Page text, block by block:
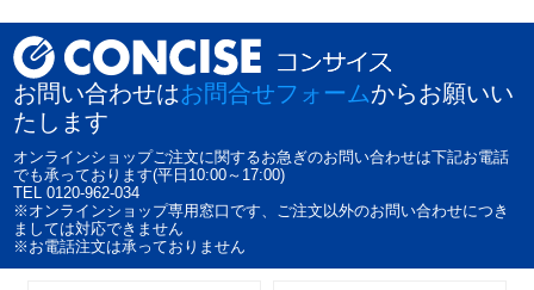
お問い合わせはお問合せフォームからお願いい
たします
オンラインショップご注文に関するお急ぎのお問い合わせは下記お電話
でも承っております(平日10:00～17:00)
TEL 0120-962-034
※オンラインショップ専用窓口です、ご注文以外のお問い合わせにつき
ましては対応できません
※お電話注文は承っておりません